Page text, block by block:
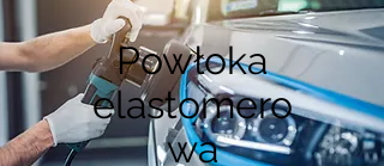
Powłoka
elastomero
wa